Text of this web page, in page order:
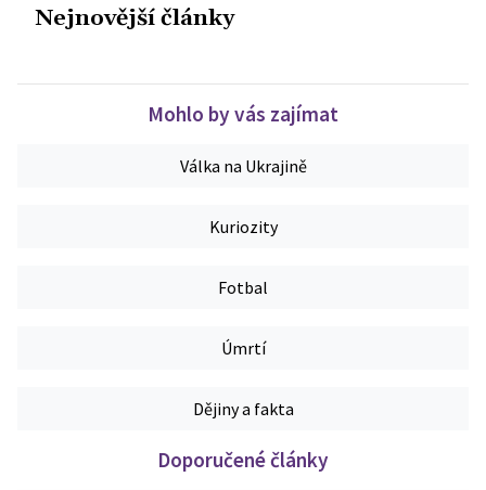
Nejnovější články
Mohlo by vás zajímat
Válka na Ukrajině
Kuriozity
Fotbal
Úmrtí
Dějiny a fakta
Doporučené články